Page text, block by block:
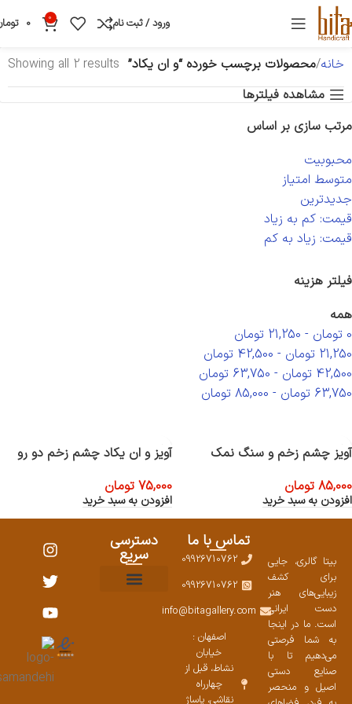
ورود / ثبت نام 0
0
خانه محصولات برچسب خورده “و ان یکاد” Showing all 2 results
مشاهده فیلترها
مرتب سازی بر اساس
محبوبیت
متوسط امتیاز
جدیدترین
قیمت: کم به زیاد
قیمت: زیاد به کم
فیلتر هزینه
همه
0 تومان -
21,250 تومان
21,250 تومان -
42,500 تومان
42,500 تومان -
63,750 تومان
63,750 تومان -
85,000 تومان
آویز چشم زخم و سنگ نمک
85,000 تومان
افزودن به سبد خرید
آویز و ان یکاد چشم زخم دو رو
75,000 تومان
افزودن به سبد خرید
بیتا گالری، جایی
برای کشف
زیبایی‌های هنر
دست ایرانی
است. ما در اینجا
به شما فرصتی
می‌دهیم تا با
صنایع دستی
اصیل و منحصر
تماس با ما
09926710762
09926710762
info@bitagallery.com
اصفهان :
خیابان
نشاط، قبل از
چهارراه
نقاشی، پاساژ
دسترسی
سریع